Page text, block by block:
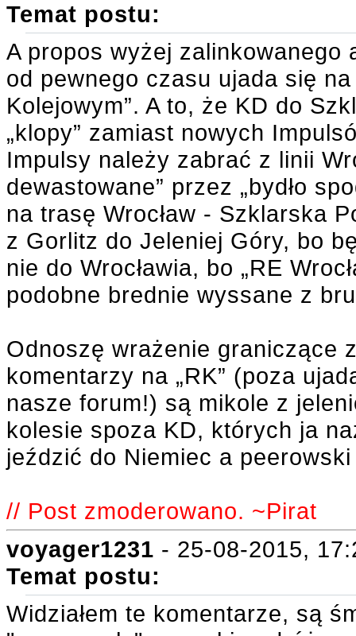
Temat postu:
A propos wyżej zalinkowanego
od pewnego czasu ujada się
Kolejowym”. A to, że KD do
„klopy” zamiast nowych
Impulsy należy zabrać z linii
dewastowane” przez „bydło
na trasę Wrocław - Szklarska
z Gorlitz do Jeleniej Góry, bo
nie do Wrocławia, bo „RE
podobne brednie wyssane z
Odnoszę wrażenie graniczące
komentarzy na „RK” (poza
nasze forum!) są mikole z
kolesie spoza KD, których ja
jeździć do Niemiec a
// Post zmoderowano. ~Pirat
voyager1231 - 25-08-2015,
Temat postu:
Widziałem te komentarze, są